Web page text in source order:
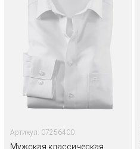
Артикул: 07256400
Мужская классическая